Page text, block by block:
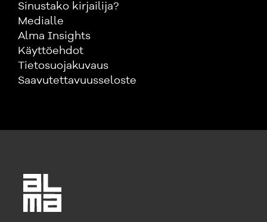
Sinustako kirjailija?
Medialle
Alma Insights
Käyttöehdot
Tietosuojakuvaus
Saavutettavuusseloste